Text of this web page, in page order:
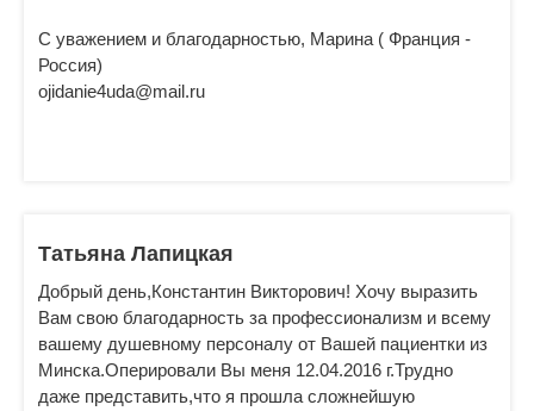
С уважением и благодарностью, Марина ( Франция -
Россия)
ojidanie4uda@mail.ru
Татьяна Лапицкая
Добрый день,Константин Викторович! Хочу выразить
Вам свою благодарность за профессионализм и всему
вашему душевному персоналу от Вашей пациентки из
Минска.Оперировали Вы меня 12.04.2016 г.Трудно
даже представить,что я прошла сложнейшую